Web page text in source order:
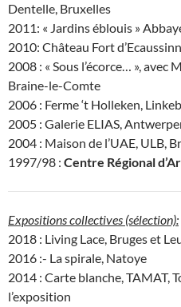
Dentelle, Bruxelles
2011: « Jardins éblouis »
2010: Château Fort
2008 : « Sous l’écorce… »,
Braine-le-Comte
2006 : Ferme ‘t Holleken,
2005 : Galerie ELIAS,
2004 : Maison de l’UAE, ULB,
1997/98 : Centre Régional
Expositions collectives (sélection):
2018 : Living Lace, Bruges et
2016 :- La spirale, Natoye
2014 : Carte blanche, TAMAT,
l’exposition